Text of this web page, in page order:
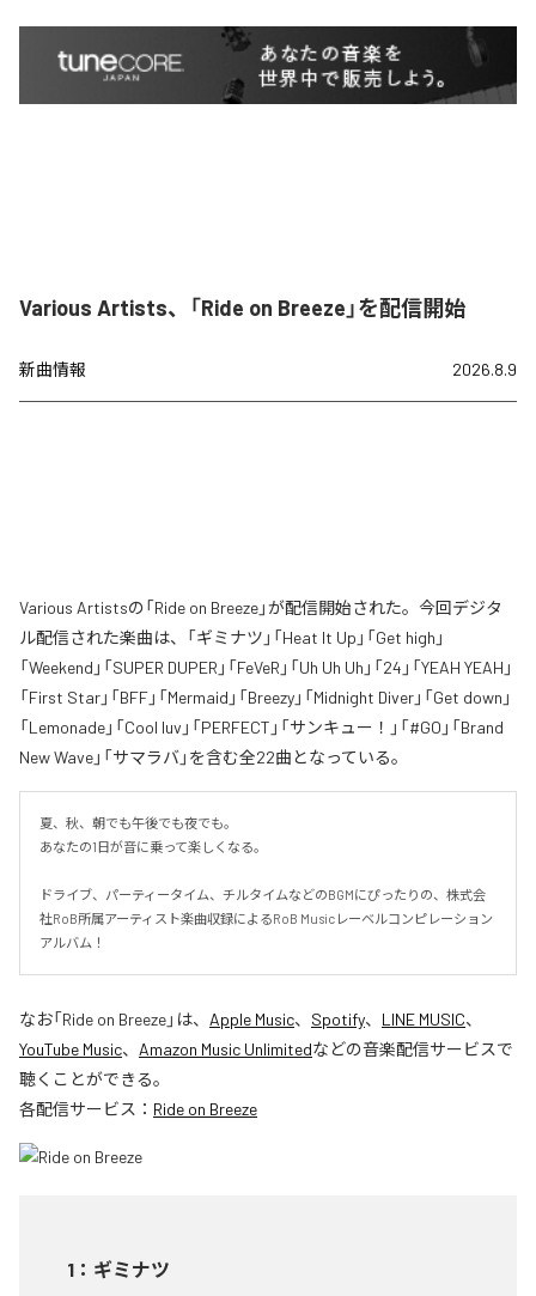
Various Artists、「Ride on Breeze」を配信開始
新曲情報 2026.8.9
Various Artistsの「Ride on Breeze」が配信開始された。今回デジタ
ル配信された楽曲は、「ギミナツ」「Heat It Up」「Get high」
「Weekend」「SUPER DUPER」「FeVeR」「Uh Uh Uh」「24」「YEAH YEAH」
「First Star」「BFF」「Mermaid」「Breezy」「Midnight Diver」「Get down」
「Lemonade」「Cool luv」「PERFECT」「サンキュー！」「#GO」「Brand
New Wave」「サマラバ」を含む全22曲となっている。
夏、秋、朝でも午後でも夜でも。
あなたの1日が音に乗って楽しくなる。
ドライブ、パーティータイム、チルタイムなどのBGMにぴったりの、株式会
社RoB所属アーティスト楽曲収録によるRoB Musicレーベルコンピレーション
アルバム！
なお「Ride on Breeze」は、 Apple Music、 Spotify、 LINE MUSIC、
YouTube Music、 Amazon Music Unlimitedなどの音楽配信サービスで
聴くことができる。
各配信サービス： Ride on Breeze
1 ： ギミナツ